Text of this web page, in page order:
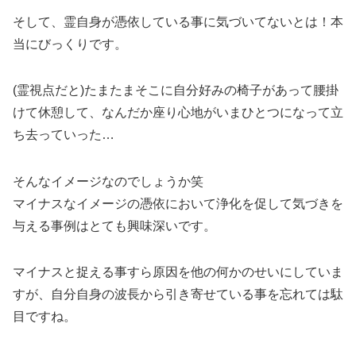
そして、霊自身が憑依している事に気づいてないとは！本
当にびっくりです。
(霊視点だと)たまたまそこに自分好みの椅子があって腰掛
けて休憩して、なんだか座り心地がいまひとつになって立
ち去っていった…
そんなイメージなのでしょうか笑
マイナスなイメージの憑依において浄化を促して気づきを
与える事例はとても興味深いです。
マイナスと捉える事すら原因を他の何かのせいにしていま
すが、自分自身の波長から引き寄せている事を忘れては駄
目ですね。